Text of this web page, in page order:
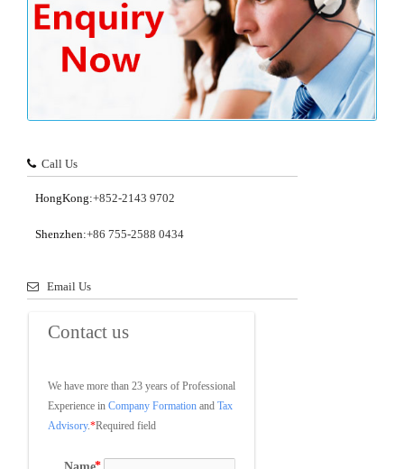
Call Us
HongKong:+852-2143 9702
Shenzhen:+86 755-2588 0434
Email Us
Contact us
We have more than 23 years of Professional
Experience in Company Formation and Tax
Advisory.*Required field